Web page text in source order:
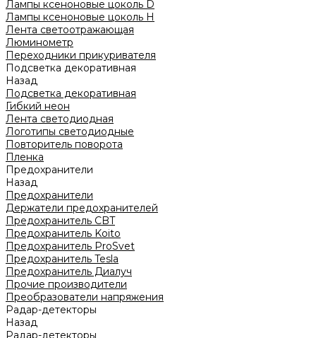
Лампы ксеноновые цоколь D
Лампы ксеноновые цоколь H
Лента светоотражающая
Люминометр
Переходники прикуривателя
Подсветка декоративная
Назад
Подсветка декоративная
Гибкий неон
Лента светодиодная
Логотипы светодиодные
Повторитель поворота
Пленка
Предохранители
Назад
Предохранители
Держатели предохранителей
Предохранитель CBT
Предохранитель Koito
Предохранитель ProSvet
Предохранитель Tesla
Предохранитель Диалуч
Прочие производители
Преобразователи напряжения
Радар-детекторы
Назад
Радар-детекторы